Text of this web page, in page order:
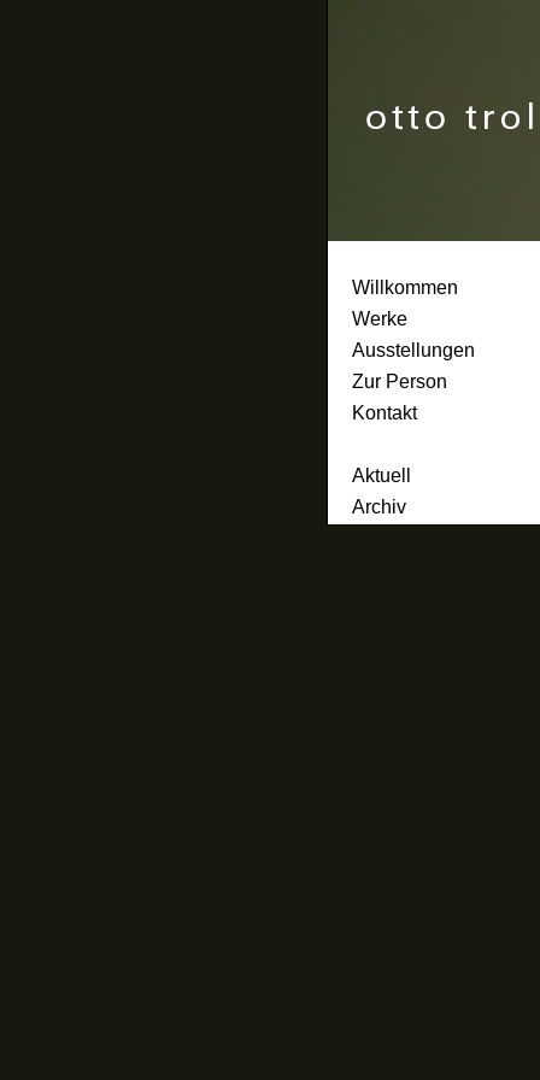
Willkommen
Werke
Ausstellungen
Zur Person
Kontakt
Aktuell
Archiv